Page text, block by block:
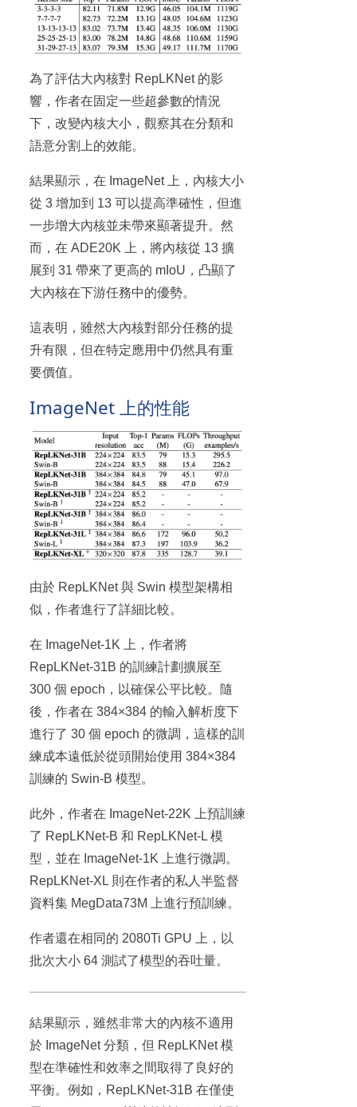
為了評估大內核對 RepLKNet 的影
響，作者在固定一些超參數的情況
下，改變內核大小，觀察其在分類和
語意分割上的效能。
結果顯示，在 ImageNet 上，內核大小
從 3 增加到 13 可以提高準確性，但進
一步增大內核並未帶來顯著提升。然
而，在 ADE20K 上，將內核從 13 擴
展到 31 帶來了更高的 mIoU，凸顯了
大內核在下游任務中的優勢。
這表明，雖然大內核對部分任務的提
升有限，但在特定應用中仍然具有重
要價值。
ImageNet 上的性能
由於 RepLKNet 與 Swin 模型架構相
似，作者進行了詳細比較。
在 ImageNet-1K 上，作者將
RepLKNet-31B 的訓練計劃擴展至
300 個 epoch，以確保公平比較。隨
後，作者在 384×384 的輸入解析度下
進行了 30 個 epoch 的微調，這樣的訓
練成本遠低於從頭開始使用 384×384
訓練的 Swin-B 模型。
此外，作者在 ImageNet-22K 上預訓練
了 RepLKNet-B 和 RepLKNet-L 模
型，並在 ImageNet-1K 上進行微調。
RepLKNet-XL 則在作者的私人半監督
資料集 MegData73M 上進行預訓練。
作者還在相同的 2080Ti GPU 上，以
批次大小 64 測試了模型的吞吐量。
結果顯示，雖然非常大的內核不適用
於 ImageNet 分類，但 RepLKNet 模
型在準確性和效率之間取得了良好的
平衡。例如，RepLKNet-31B 在僅使